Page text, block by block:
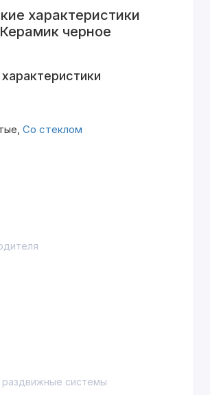
характеристики
черное
Со стеклом
системы